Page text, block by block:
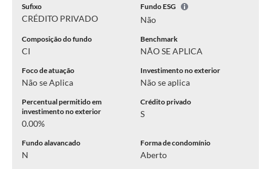
Sufixo
CRÉDITO PRIVADO
Fundo ESG
Não
Composição do fundo
CI
Benchmark
NÃO SE APLICA
Foco de atuação
Não se Aplica
Investimento no exterior
Não se aplica
Percentual permitido em
investimento no exterior
0.00%
Crédito privado
S
Fundo alavancado
N
Forma de condomínio
Aberto